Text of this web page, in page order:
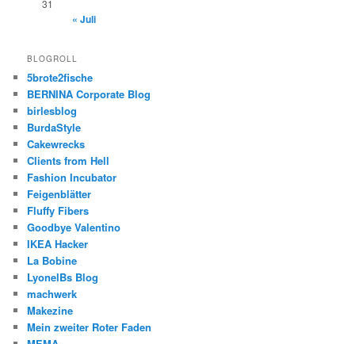
31
« Juli
BLOGROLL
5brote2fische
BERNINA Corporate Blog
birlesblog
BurdaStyle
Cakewrecks
Clients from Hell
Fashion Incubator
Feigenblätter
Fluffy Fibers
Goodbye Valentino
IKEA Hacker
La Bobine
LyonelBs Blog
machwerk
Makezine
Mein zweiter Roter Faden